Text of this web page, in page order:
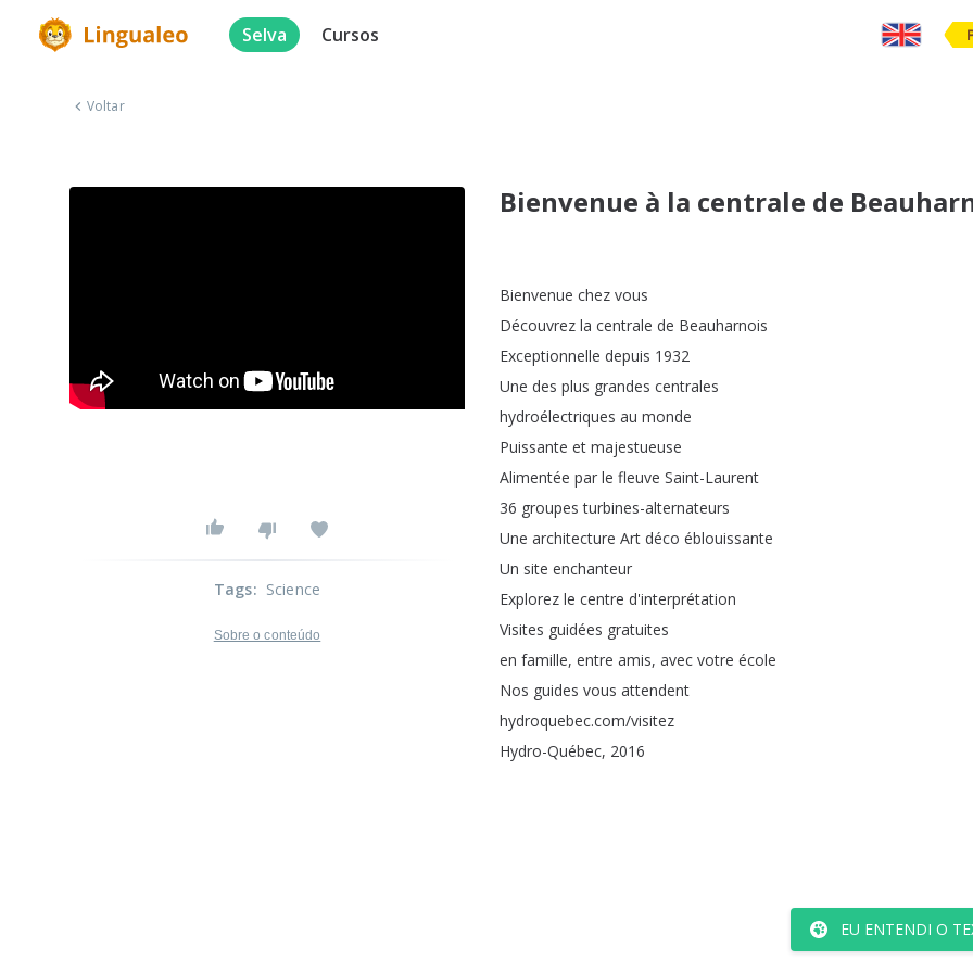
Selva Cursos
Voltar
Bienvenue à la centrale de
Bienvenue chez vous
Découvrez la centrale de Beauharnois
Exceptionnelle depuis 1932
Une des plus grandes centrales
hydroélectriques au monde
Puissante et majestueuse
Alimentée par le fleuve Saint-Laurent
36 groupes turbines-alternateurs
Une architecture Art déco éblouissante
Un site enchanteur
Explorez le centre d'interprétation
Visites guidées gratuites
en famille, entre amis, avec votre école
Nos guides vous attendent
hydroquebec.com/visitez
Hydro-Québec, 2016
EU ENTENDI O
Tags: Science
Sobre o conteúdo